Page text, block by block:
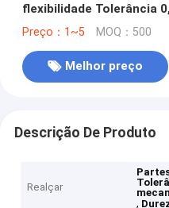
flexibilidade Tolerância
Preço：1~5 MOQ：500
Melhor preço
Descrição De Produto
Realçar
,